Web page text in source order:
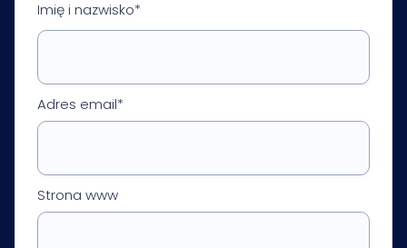
Imię i nazwisko*
Adres email*
Strona www